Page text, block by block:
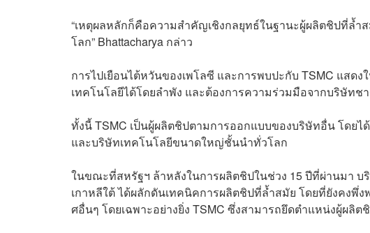
“เหตุผลหลักก็คือความสำคัญเชิงกลยุทธ์ในฐานะผู้ผลิตชิปที่ล้
โลก” Bhattacharya กล่าว
การไปเยือนไต้หวันของเพโลซี และการพบปะกับ TSMC แสด
เทคโนโลยีได้โดยลำพัง และต้องการความร่วมมือจากบริษัทช
ทั้งนี้ TSMC เป็นผู้ผลิตชิปตามการออกแบบของบริษัทอื่น โดยไ
และบริษัทเทคโนโลยีขนาดใหญ่ชั้นนำทั่วโลก
ในขณะที่สหรัฐฯ ล้าหลังในการผลิตชิปในช่วง 15 ปีที่ผ่านมา บริ
เกาหลีใต้ ได้ผลักดันเทคนิคการผลิตชิปที่ล้ำสมัย โดยที่ยังคงพึ่
ศอื่นๆ โดยเฉพาะอย่างยิ่ง TSMC ซึ่งสามารถยึดตำแหน่งผู้ผลิ